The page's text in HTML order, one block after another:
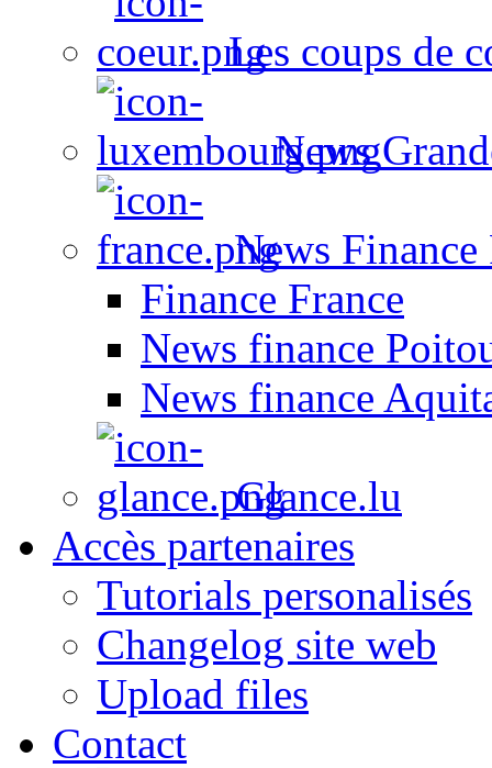
Les coups de
News
News Finance
Finance France
News finance
News finance
Glance.lu
Accès partenaires
Tutorials personalisés
Changelog site web
Upload files
Contact